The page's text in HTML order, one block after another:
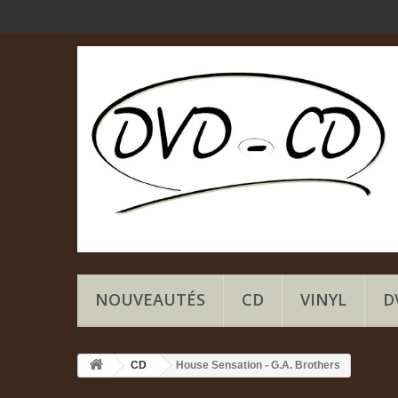
NOUVEAUTÉS CD VINYL
CD House Sensation - G.A. Brothers